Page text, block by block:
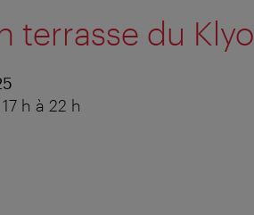
terrasse du Klyo
h à 22 h